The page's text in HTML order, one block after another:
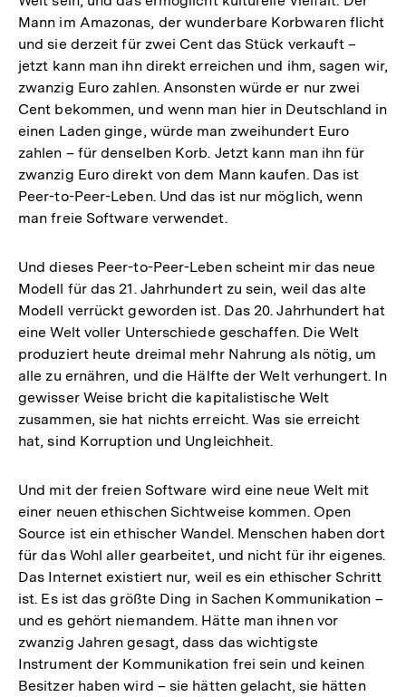
Mann im Amazonas, der wunderbare Korbwaren flicht
und sie derzeit für zwei Cent das Stück verkauft –
jetzt kann man ihn direkt erreichen und ihm, sagen wir,
zwanzig Euro zahlen. Ansonsten würde er nur zwei
Cent bekommen, und wenn man hier in Deutschland in
einen Laden ginge, würde man zweihundert Euro
zahlen – für denselben Korb. Jetzt kann man ihn für
zwanzig Euro direkt von dem Mann kaufen. Das ist
Peer-to-Peer-Leben. Und das ist nur möglich, wenn
man freie Software verwendet.
Und dieses Peer-to-Peer-Leben scheint mir das neue
Modell für das 21. Jahrhundert zu sein, weil das alte
Modell verrückt geworden ist. Das 20. Jahrhundert hat
eine Welt voller Unterschiede geschaffen. Die Welt
produziert heute dreimal mehr Nahrung als nötig, um
alle zu ernähren, und die Hälfte der Welt verhungert. In
gewisser Weise bricht die kapitalistische Welt
zusammen, sie hat nichts erreicht. Was sie erreicht
hat, sind Korruption und Ungleichheit.
Und mit der freien Software wird eine neue Welt mit
einer neuen ethischen Sichtweise kommen. Open
Source ist ein ethischer Wandel. Menschen haben dort
für das Wohl aller gearbeitet, und nicht für ihr eigenes.
Das Internet existiert nur, weil es ein ethischer Schritt
ist. Es ist das größte Ding in Sachen Kommunikation –
und es gehört niemandem. Hätte man ihnen vor
zwanzig Jahren gesagt, dass das wichtigste
Instrument der Kommunikation frei sein und keinen
Besitzer haben wird – sie hätten gelacht, sie hätten